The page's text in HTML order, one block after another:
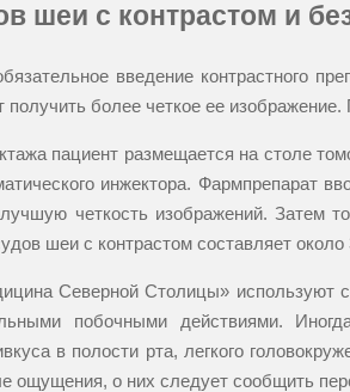
шеи с контрастом и
введение контрастного
получить более четкое ее
пациент размещается на столе
инжектора. Фармпрепарат
четкость изображений. Затем
шеи с контрастом составляет около
Северной Столицы» используют
побочными действиями.
в полости рта, легкого
ощущения, о них следует сообщить